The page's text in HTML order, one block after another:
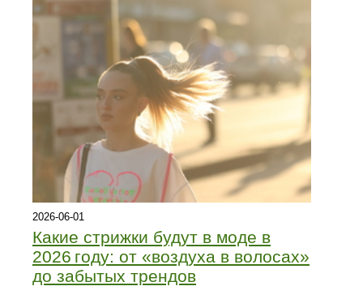
2026-06-01
Какие стрижки будут в моде в
2026 году: от «воздуха в волосах»
до забытых трендов